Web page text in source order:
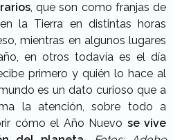
, que son como franjas de
la Tierra en distintas horas
mientras en algunos lugares
en otros todavía es el día
primero y quién lo hace al
es un dato curioso que a
la atención, sobre todo a
cómo el Año Nuevo se vive